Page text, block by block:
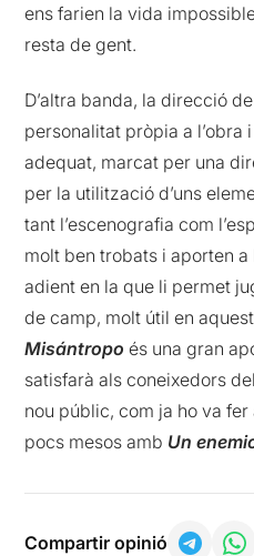
ens farien la vida
resta de gent.
D’altra banda, la direcció
personalitat pròpia a
adequat, marcat per una
per la utilització d’uns
tant l’escenografia com
molt ben trobats i aporten
adient en la que li permet
de camp, molt útil en
Misántropo és una gran
satisfarà als coneixedors
nou públic, com ja ho va
pocs mesos amb Un
Compartir opinió